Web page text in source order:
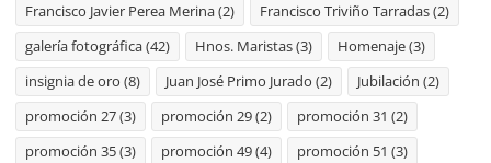
Francisco Javier Perea Merina(2) Francisco Triviño Tarradas(2)
galería fotográfica(42) Hnos. Maristas(3) Homenaje(3)
insignia de oro (8) Juan José Primo Jurado (2) Jubilación (2)
promoción 27(3) promoción 29(2) promoción 31 (2)
promoción 35(3) promoción 49(4) promoción 51 (3)